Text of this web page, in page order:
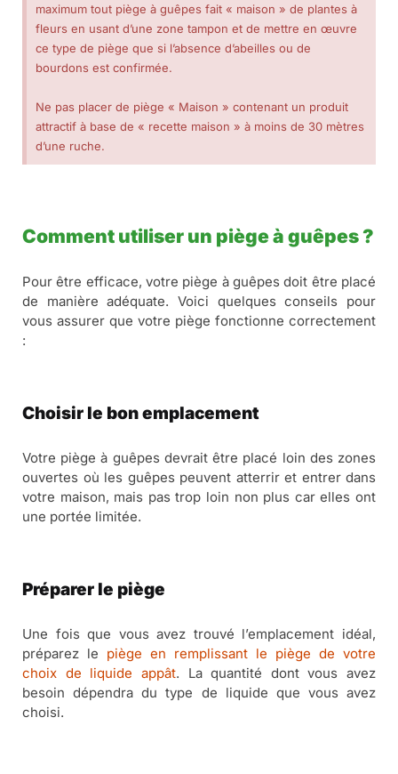
maximum tout piège à guêpes fait « maison » de plantes à
fleurs en usant d’une zone tampon et de mettre en œuvre
ce type de piège que si l’absence d’abeilles ou de
bourdons est confirmée.
Ne pas placer de piège « Maison » contenant un produit
attractif à base de « recette maison » à moins de 30 mètres
d’une ruche.
Comment utiliser un piège à guêpes ?
Pour être efficace, votre piège à guêpes doit être placé
de manière adéquate. Voici quelques conseils pour
vous assurer que votre piège fonctionne correctement
:
Choisir le bon emplacement
Votre piège à guêpes devrait être placé loin des zones
ouvertes où les guêpes peuvent atterrir et entrer dans
votre maison, mais pas trop loin non plus car elles ont
une portée limitée.
Préparer le piège
Une fois que vous avez trouvé l’emplacement idéal,
préparez le piège en remplissant le piège de votre
choix de liquide appât. La quantité dont vous avez
besoin dépendra du type de liquide que vous avez
choisi.